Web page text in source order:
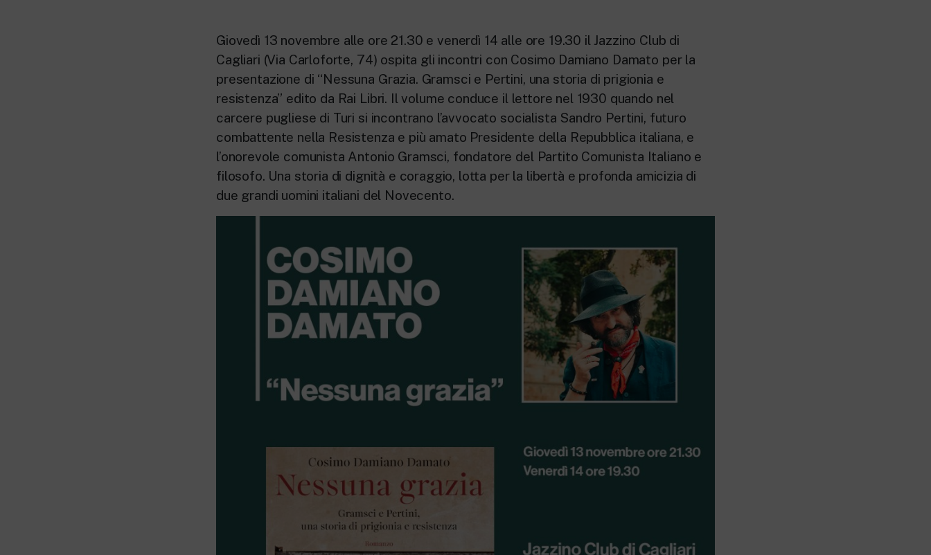
Giovedì 13 novembre alle ore 21.30 e venerdì 14 alle ore 19.30 il Jazzino Club di
Cagliari (Via Carloforte, 74) ospita gli incontri con Cosimo Damiano Damato per la
presentazione di “Nessuna Grazia. Gramsci e Pertini, una storia di prigionia e
resistenza” edito da Rai Libri. Il volume conduce il lettore nel 1930 quando nel
carcere pugliese di Turi si incontrano l’avvocato socialista Sandro Pertini, futuro
combattente nella Resistenza e più amato Presidente della Repubblica italiana, e
l’onorevole comunista Antonio Gramsci, fondatore del Partito Comunista Italiano e
filosofo. Una storia di dignità e coraggio, lotta per la libertà e profonda amicizia di
due grandi uomini italiani del Novecento.